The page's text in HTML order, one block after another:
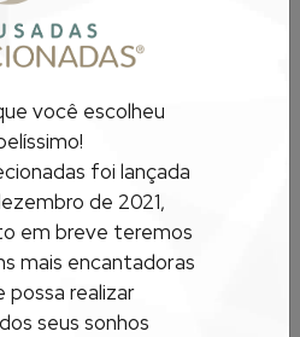
PRETO
você escolheu
foi lançada
de 2021,
em breve teremos
mais encantadoras
possa realizar
seus sonhos